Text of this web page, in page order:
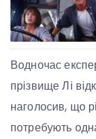
Водночас
прізвище Лі
наголосив, що
потребують